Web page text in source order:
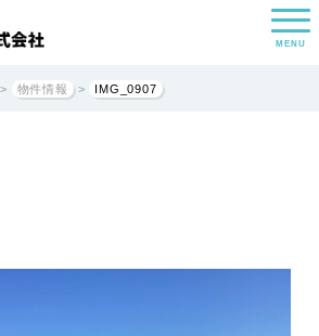
MENU
物件情報 > IMG_0907